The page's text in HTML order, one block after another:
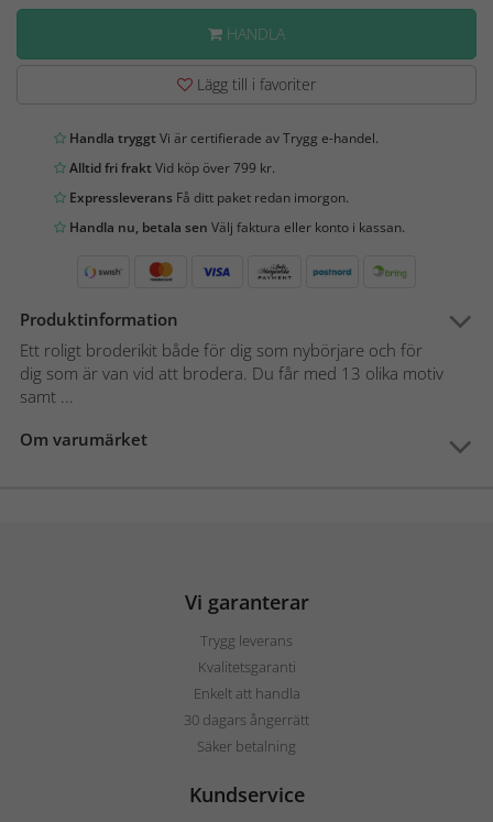
HANDLA
Lägg till i favoriter
Handla tryggtVi är certifierade av Trygg e-handel.
Alltid fri fraktVid köp över 799 kr.
Expressleverans Få ditt paket redan imorgon.
Handla nu, betala sen Välj faktura eller konto i kassan.
Produktinformation
Ett roligt broderikit både för dig som nybörjare och för
dig som är van vid att brodera. Du får med 13 olika motiv
samt ...
Om varumärket
Vi garanterar
Trygg leverans
Kvalitetsgaranti
Enkelt att handla
30 dagars ångerrätt
Säker betalning
Kundservice